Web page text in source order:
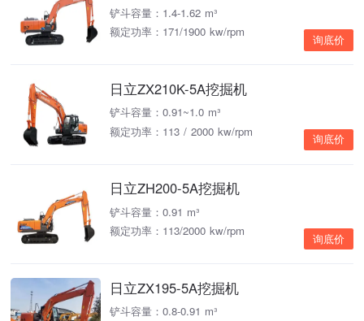
铲斗容量：1.4-1.62 m³
额定功率：171/1900 kw/rpm
询底价
日立ZX210K-5A挖掘机
铲斗容量：0.91~1.0 m³
额定功率：113 / 2000 kw/rpm
询底价
日立ZH200-5A挖掘机
铲斗容量：0.91 m³
额定功率：113/2000 kw/rpm
询底价
日立ZX195-5A挖掘机
铲斗容量：0.8-0.91 m³